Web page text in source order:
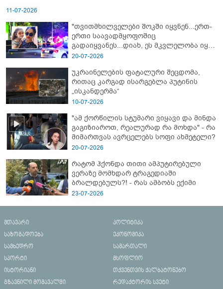
11-07-2026
"თვითმხილველები შოკში იყვნენ...ერთ-
ერთი საავადმყოფოშიც
გადაიყვანეს...დიახ, ეს მკვლელობა იყო"
- გორში დატრიალებული ტრაგედიის
20-07-2026
უკრაინელების ფატალური შეცდომა,
რითაც კარგად ისარგებლა პუტინის
„ისკანდერმა“
10-07-2026
"ამ ქორწილის სტუმარი ვიყავი და მინდა
გაგიზიაროთ, რეალურად რა მოხდა" - რა
მიმართვას ავრცელებს სოფი ახმეტელი?
20-07-2026
რატომ ჰქონდა თითი ამპუტირებული
ვერაზე მომხდარ ტრაგედიაში
ბრალდებულს?! - რას ამბობს ექიმი
23-07-2026
მთავარი
პოლიტიკა
საზოგადოება
ეკონომიკა
სამხედრო
სამართალი
სპორტი
მსოფლიო
ისტორიანი
თქვენთვის ქალბატონებო
გზავნილი მომავალში
რედაქტორის სვეტი